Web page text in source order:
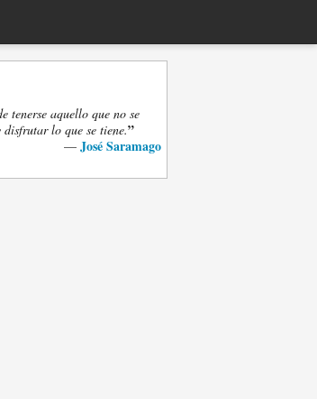
tenerse aquello que no se
disfrutar lo que se tiene.”
— José Saramago